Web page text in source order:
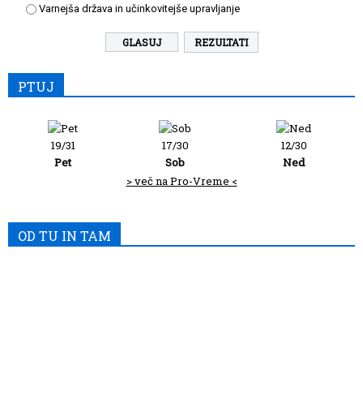
Varnejša država in učinkovitejše upravljanje
REZULTATI
PTUJ
19/31
Pet
17/30
Sob
12/30
Ned
> več na Pro-Vreme <
OD TU IN TAM